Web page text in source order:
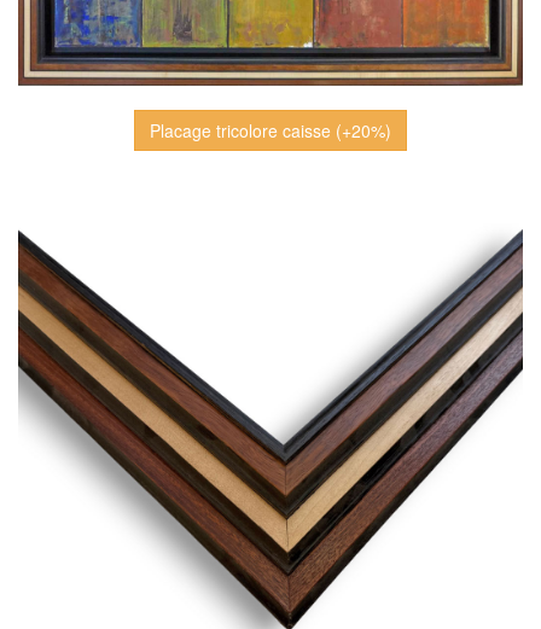
Placage tricolore caisse (+20%)